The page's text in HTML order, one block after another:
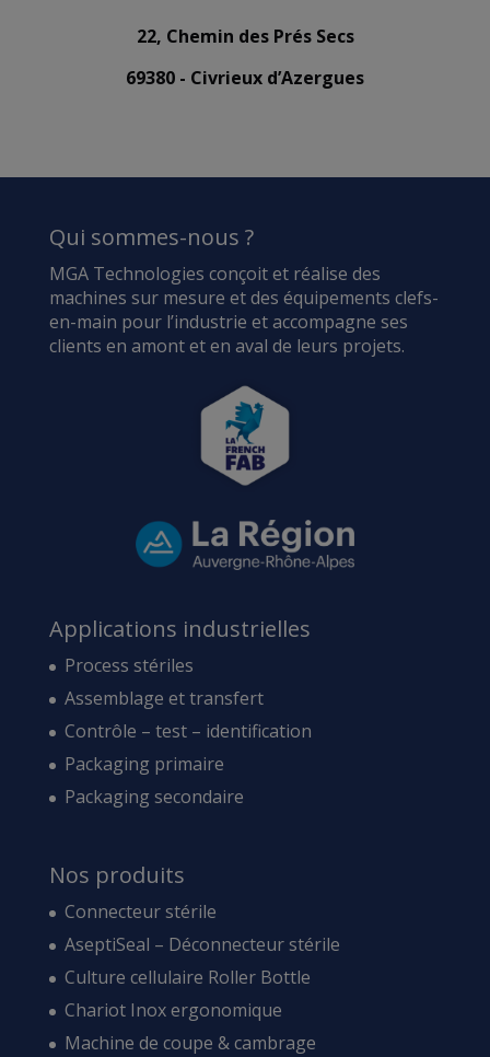
22, Chemin des Prés Secs
69380 - Civrieux d’Azergues
Qui sommes-nous ?
MGA Technologies conçoit et réalise des
machines sur mesure et des équipements clefs-
en-main pour l’industrie et accompagne ses
clients en amont et en aval de leurs projets.
Applications industrielles
Process stériles
Assemblage et transfert
Contrôle – test – identification
Packaging primaire
Packaging secondaire
Nos produits
Connecteur stérile
AseptiSeal – Déconnecteur stérile
Culture cellulaire Roller Bottle
Chariot Inox ergonomique
Machine de coupe & cambrage